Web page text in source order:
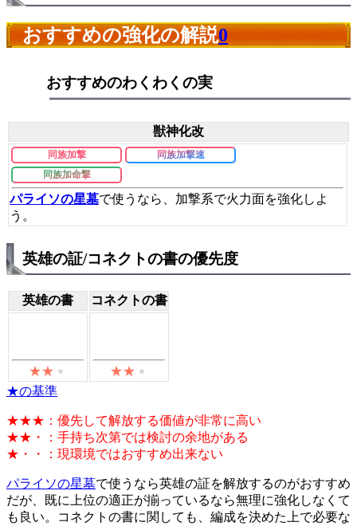
おすすめの強化の解説0
おすすめのわくわくの実
獣神化改
同族加撃
同族加撃速
同族加命撃
パライソの星墓で使うなら、加撃系で火力面を強化しよ
う。
英雄の証/コネクトの書の優先度
英雄の書 コネクトの書
★の基準
★★★：優先して解放する価値が非常に高い
★★・：手持ち次第では検討の余地がある
★・・：現環境ではおすすめ出来ない
パライソの星墓で使うなら英雄の証を解放するのがおすすめ
だが、既に上位の適正が揃っているなら無理に強化しなくて
も良い。コネクトの書に関しても、編成を決めた上で必要な